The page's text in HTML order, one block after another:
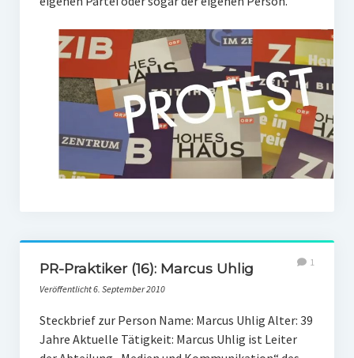
PR-Praktiker (16): Marcus Uhlig
Veröffentlicht 6. September 2010
1
Steckbrief zur Person Name: Marcus Uhlig Alter: 39
Jahre Aktuelle Tätigkeit: Marcus Uhlig ist Leiter